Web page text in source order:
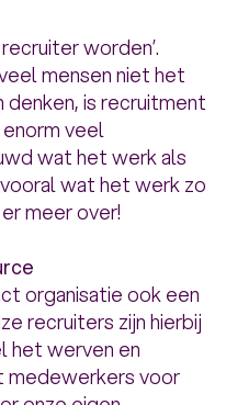
worden’.
mensen niet het
denken, is recruitment
veel
wat het werk als
wat het werk zo
meer over!
organisatie ook een
recruiters zijn hierbij
het werven en
voor